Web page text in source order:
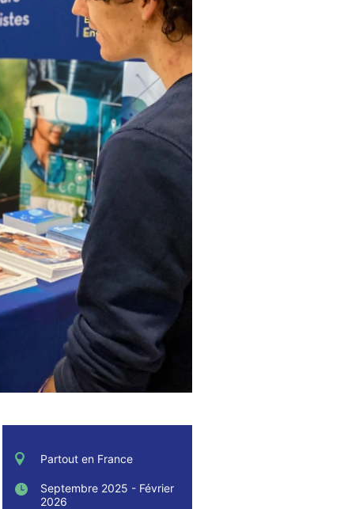
Partout en France
Septembre 2025 - Février
2026